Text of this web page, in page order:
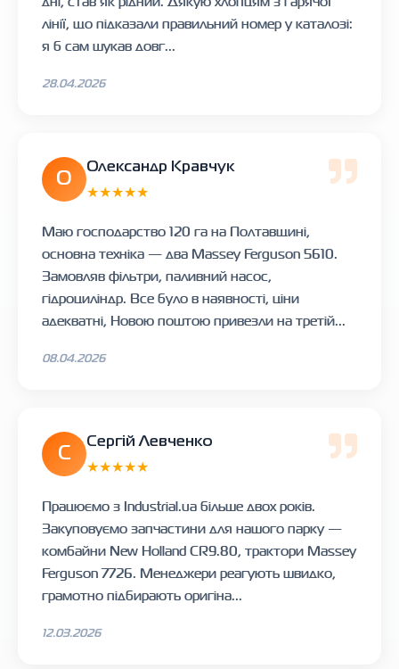
лінії, що підказали правильний номер у каталозі:
я б сам шукав довг...
28.04.2026
О
Олександр Кравчук
★★★★★
Маю господарство 120 га на Полтавщині,
основна техніка — два Massey Ferguson 5610.
Замовляв фільтри, паливний насос,
гідроциліндр. Все було в наявності, ціни
адекватні, Новою поштою привезли на третій...
08.04.2026
С
Сергій Левченко
★★★★★
Працюємо з Industrial.ua більше двох років.
Закуповуємо запчастини для нашого парку —
комбайни New Holland CR9.80, трактори Massey
Ferguson 7726. Менеджери реагують швидко,
грамотно підбирають оригіна...
12.03.2026